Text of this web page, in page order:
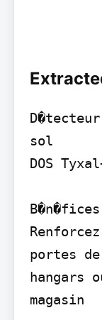
sol
DOS
B�n�fices
portes
hangars
magasin